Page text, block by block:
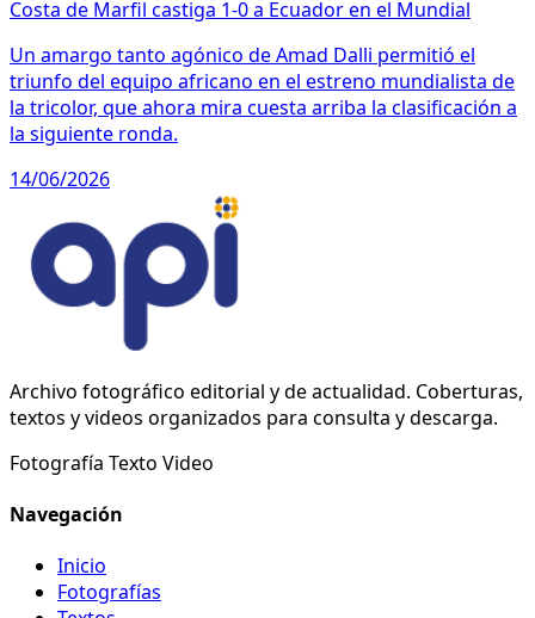
Costa de Marfil castiga 1-0 a Ecuador en el Mundial
Un amargo tanto agónico de Amad Dalli permitió el
triunfo del equipo africano en el estreno mundialista de
la tricolor, que ahora mira cuesta arriba la clasificación a
la siguiente ronda.
14/06/2026
Archivo fotográfico editorial y de actualidad. Coberturas,
textos y videos organizados para consulta y descarga.
Fotografía Texto Video
Navegación
Inicio
Fotografías